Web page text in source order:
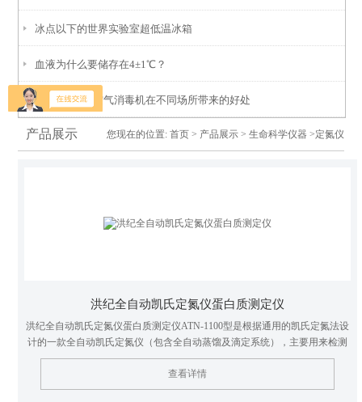
冰点以下的世界实验室超低温冰箱
血液为什么要储存在4±1℃？
介绍*灭菌器空气消毒机在不同场所带来的好处
产品展示 您现在的位置: 首页> 产品展示> 生命科学仪器 >定氮仪
洪纪全自动凯氏定氮仪蛋白质测定仪
洪纪全自动凯氏定氮仪蛋白质测定仪ATN-1100型是根据通用的凯氏定氮法设
计的一款全自动凯氏定氮仪（包含全自动蒸馏及滴定系统），主要用来检测
粮食、食品、乳制品、饮料、饲料、土壤、水、药物、沉淀物和化学品等中
的氮、蛋白质、氨、酚、挥发性脂肪酸、二氧化硫、乙醇等含量。检测方法
符合国标、AOAC、EPA、DIN、ISO等
查看详情